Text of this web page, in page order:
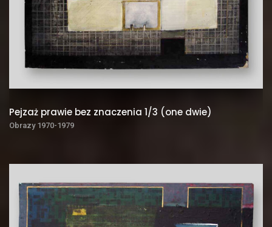
Pejzaż prawie bez znaczenia 1/3 (one dwie)
Obrazy 1970-1979